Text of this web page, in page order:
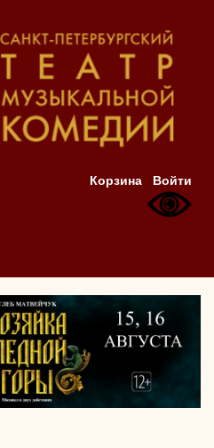
Корзина Войти